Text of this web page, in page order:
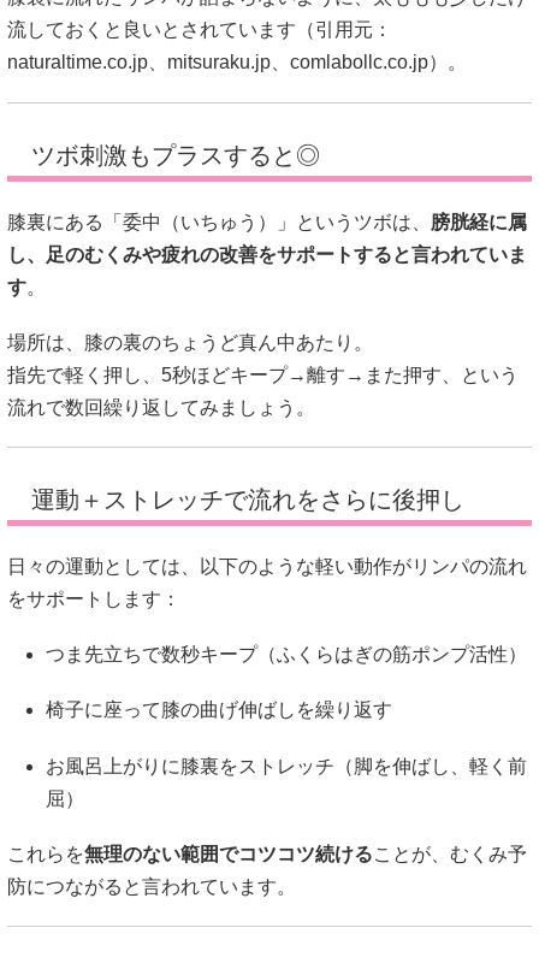
流しておくと良いとされています（引用元：
naturaltime.co.jp、 mitsuraku.jp、 comlabollc.co.jp）。
ツボ刺激もプラスすると◎
膝裏にある「委中（いちゅう）」というツボは、 膀胱経に属
し、足のむくみや疲れの改善をサポートすると言われていま
す。
場所は、膝の裏のちょうど真ん中あたり。
指先で軽く押し、5秒ほどキープ→離す→また押す、という
流れで数回繰り返してみましょう。
運動＋ストレッチで流れをさらに後押し
日々の運動としては、以下のような軽い動作がリンパの流れ
をサポートします：
つま先立ちで数秒キープ（ふくらはぎの筋ポンプ活性）
椅子に座って膝の曲げ伸ばしを繰り返す
お風呂上がりに膝裏をストレッチ（脚を伸ばし、軽く前
屈）
これらを無理のない範囲でコツコツ続けることが、むくみ予
防につながると言われています。